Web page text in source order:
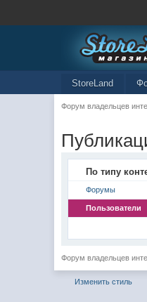
StoreLand
Форум владельцев
По типу
Форумы
Пользователи
Форум владельцев
Изменить стиль